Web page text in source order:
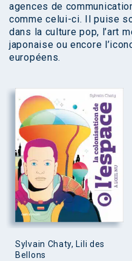
agences de
comme celui-ci. Il puise
dans la culture pop, l’art
japonaise ou encore
européens.
Sylvain Chaty, Lili des
Bellons